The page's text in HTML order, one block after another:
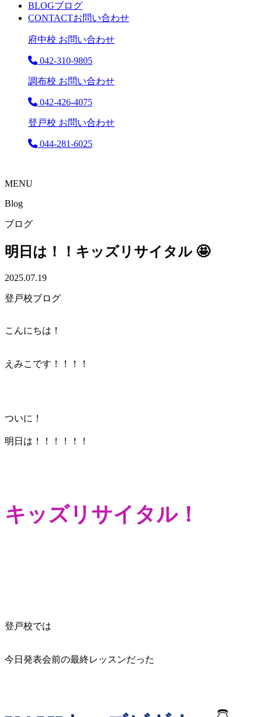
BLOGブログ
CONTACTお問い合わせ
府中校 お問い合わせ
042-310-9805
調布校 お問い合わせ
042-426-4075
登戸校 お問い合わせ
044-281-6025
MENU
Blog
ブログ
明日は！！キッズリサイタル 🤩
2025.07.19
登戸校ブログ
こんにちは！
えみこです！！！！
ついに！
明日は！！！！！！
キッズリサイタル！
登戸校では
今日発表会前の最終レッスンだった